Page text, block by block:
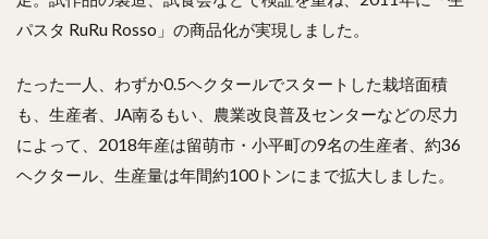
パスタ RuRu Rosso」の商品化が実現しました。
たった一人、わずか0.5ヘクタールでスタートした栽培面積
も、生産者、JA南るもい、農業改良普及センターなどの尽力
によって、2018年産は留萌市・小平町の9名の生産者、約36
ヘクタール、生産量は年間約100トンにまで拡大しました。